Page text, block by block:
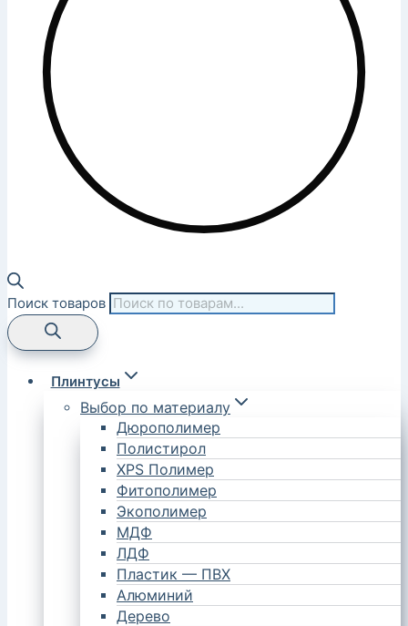
Поиск товаров
Плинтусы
Выбор по материалу
Дюрополимер
Полистирол
XPS Полимер
Фитополимер
Экополимер
МДФ
ЛДФ
Пластик — ПВХ
Алюминий
Дерево